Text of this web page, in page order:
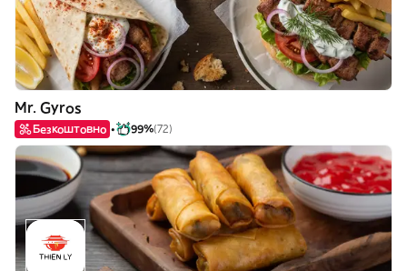
Mr. Gyros
Безкоштовно 99%(72)